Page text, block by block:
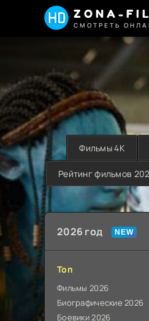
ZONA-
СМОТРЕТЬ
Фильмы 4K
Рейтинг фильмов
2026 год
Топ
Фильмы 2026
Биографические 2026
Боевики 2026